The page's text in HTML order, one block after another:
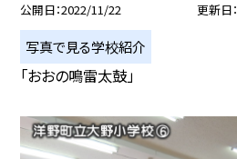
公開日 2022/11/22 更新日
写真で見る学校紹介
「おおの鳴雷太鼓」